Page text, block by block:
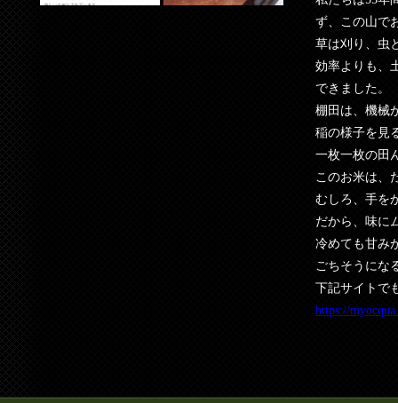
ず、この山で
草は刈り、虫
効率よりも、
できました。
棚田は、機械
稲の様子を見
一枚一枚の田
このお米は、
むしろ、手を
だから、味に
冷めても甘み
ごちそうにな
下記サイトで
https://